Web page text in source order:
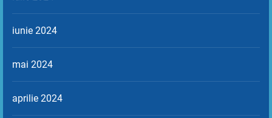
iunie 2024
mai 2024
aprilie 2024